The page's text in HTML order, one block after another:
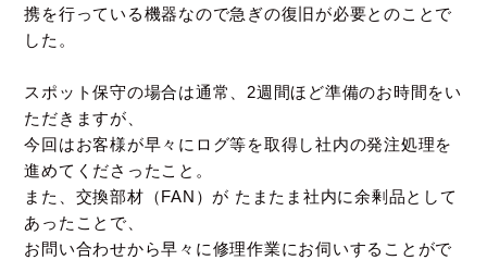
携を行っている機器なので急ぎの復旧が必要とのことで
した。
スポット保守の場合は通常、2週間ほど準備のお時間をい
ただきますが、
今回はお客様が早々にログ等を取得し社内の発注処理を
進めてくださったこと。
また、交換部材（FAN）が たまたま社内に余剰品として
あったことで、
お問い合わせから早々に修理作業にお伺いすることがで